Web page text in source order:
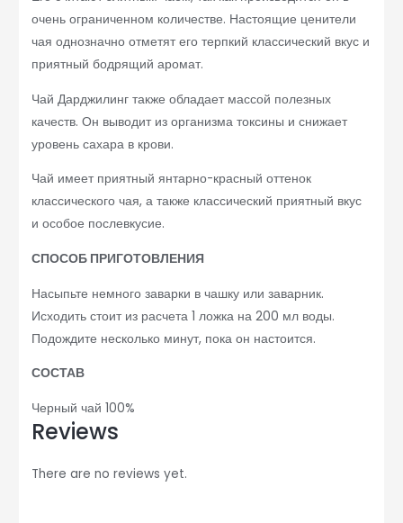
очень ограниченном количестве. Настоящие ценители
чая однозначно отметят его терпкий классический вкус и
приятный бодрящий аромат.
Чай Дарджилинг также обладает массой полезных
качеств. Он выводит из организма токсины и снижает
уровень сахара в крови.
Чай имеет приятный янтарно-красный оттенок
классического чая, а также классический приятный вкус
и особое послевкусие.
СПОСОБ ПРИГОТОВЛЕНИЯ
Насыпьте немного заварки в чашку или заварник.
Исходить стоит из расчета 1 ложка на 200 мл воды.
Подождите несколько минут, пока он настоится.
СОСТАВ
Черный чай 100%
Reviews
There are no reviews yet.